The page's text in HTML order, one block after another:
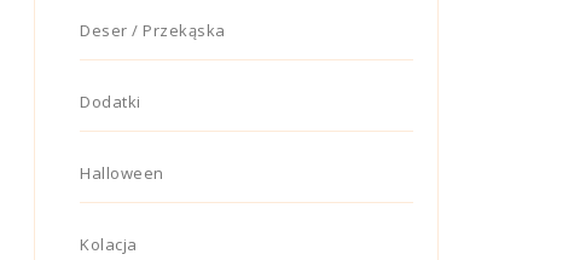
Deser / Przekąska
Dodatki
Halloween
Kolacja